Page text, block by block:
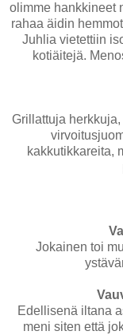
olimme hankkineet
rahaa äidin
Juhlia vietettiin
kotiäitejä.
Grillattuja
kakkutikkareita,
Jokainen toi
Edellisenä iltana
meni siten että